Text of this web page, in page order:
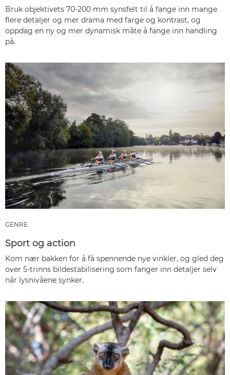
Bruk objektivets 70-200 mm synsfelt til å fange inn mange
flere detaljer og mer drama med farge og kontrast, og
oppdag en ny og mer dynamisk måte å fange inn handling
på.
GENRE
Sport og action
Kom nær bakken for å få spennende nye vinkler, og gled deg
over 5-trinns bildestabilisering som fanger inn detaljer selv
når lysnivåene synker.